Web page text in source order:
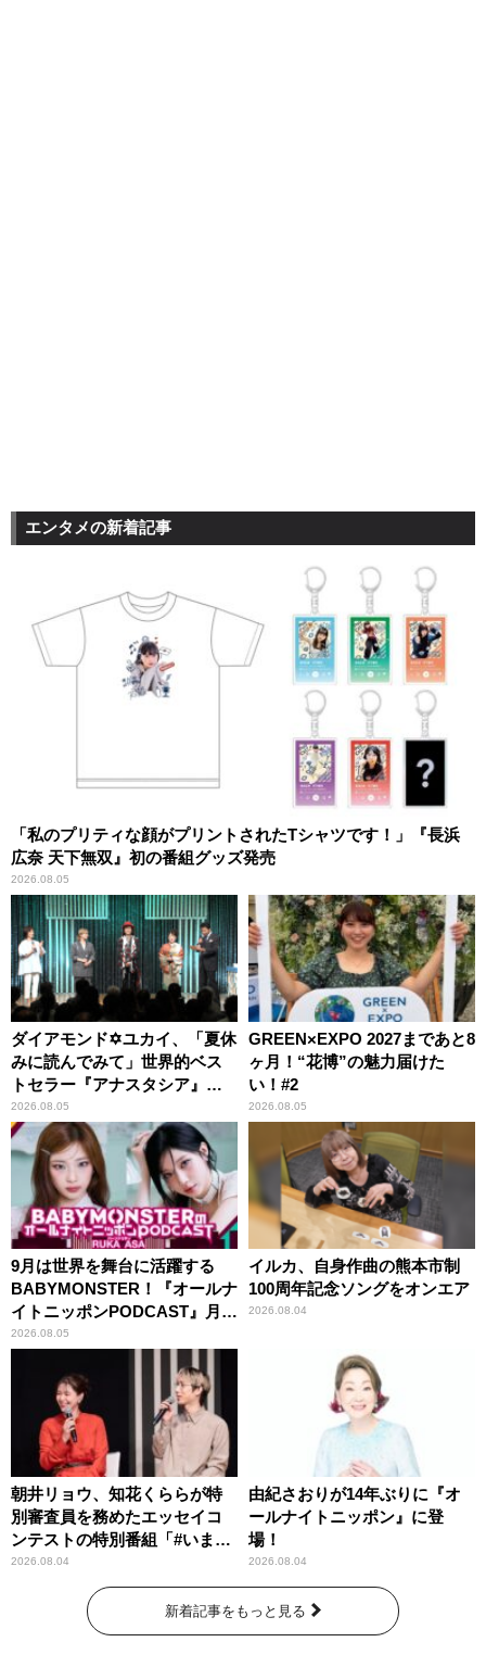
エンタメの新着記事
「私のプリティな顔がプリントされたTシャツです！」『長浜
広奈 天下無双』初の番組グッズ発売
2026.08.05
ダイアモンド✡ユカイ、「夏休
みに読んでみて」世界的ベス
トセラー『アナスタシア』を
紹介
2026.08.05
GREEN×EXPO 2027まであと8
ヶ月！“花博”の魅力届けた
い！#2
2026.08.05
9月は世界を舞台に活躍する
BABYMONSTER！『オールナ
イトニッポンPODCAST』月替
わりパーソナリティ
2026.08.05
イルカ、自身作曲の熊本市制
100周年記念ソングをオンエア
2026.08.04
朝井リョウ、知花くららが特
別審査員を務めたエッセイコ
ンテストの特別番組「#いまあ
なたに伝えたいこと」
2026.08.04
由紀さおりが14年ぶりに『オ
ールナイトニッポン』に登
場！
2026.08.04
新着記事をもっと見る